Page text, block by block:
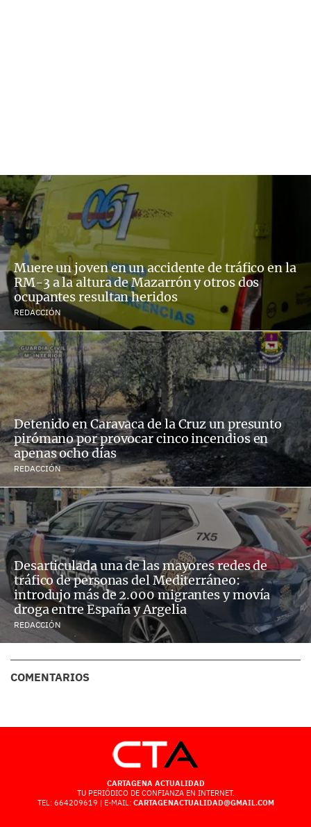
Muere un joven en un accidente de tráfico en la
RM-3 a la altura de Mazarrón y otros dos
ocupantes resultan heridos
REDACCIÓN
Detenido en Caravaca de la Cruz un presunto
pirómano por provocar cinco incendios en
apenas ocho días
REDACCIÓN
Desarticulada una de las mayores redes de
tráfico de personas del Mediterráneo:
introdujo más de 2.000 migrantes y movía
droga entre España y Argelia
REDACCIÓN
COMENTARIOS
CARTAGENA ACTUALIDAD
TU PERIÓDICO DE CONFIANZA EN INTERNET.
TEL: 664209619 | E-MAIL: CARTAGENACTUALIDAD@GMAIL.COM